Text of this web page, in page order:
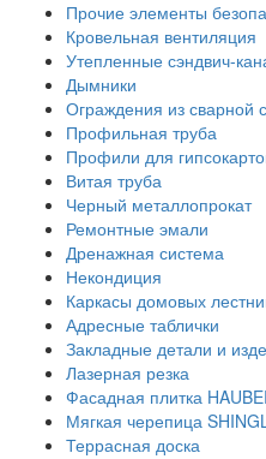
Прочие элементы
Кровельная вентиляция
Утепленные сэндвич-
Дымники
Ограждения из сварной
Профильная труба
Профили для
Витая труба
Черный металлопрокат
Ремонтные эмали
Дренажная система
Некондиция
Каркасы домовых
Адресные таблички
Закладные детали и
Лазерная резка
Фасадная плитка
Мягкая черепица
Террасная доска